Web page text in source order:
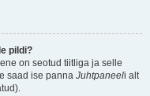
pildi?
on seotud tiitliga ja selle
saad ise panna Juhtpaneeli alt